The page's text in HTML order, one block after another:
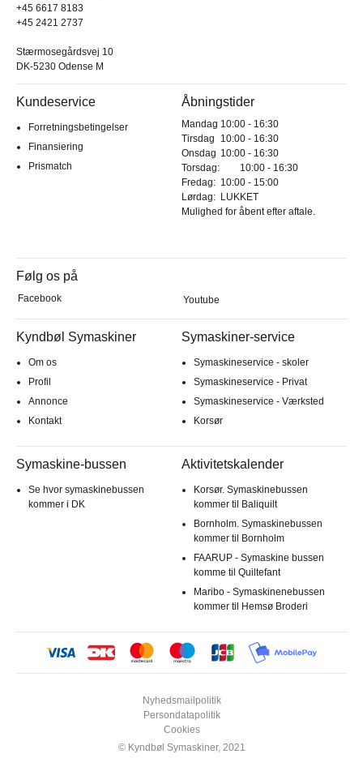
+45 6617 8183
+45 2421 2737
Stærmosegårdsvej 10
DK-5230 Odense M
Kundeservice
Forretningsbetingelser
Finansiering
Prismatch
Åbningstider
Mandag 10:00 - 16:30
Tirsdag
10:00 - 16:30
Onsdag 10:00 - 16:30
Torsdag:
10:00 - 16:30
Fredag: 10:00 - 15:00
Lørdag: LUKKET
Mulighed for åbent efter aftale.
Følg os på
Facebook Youtube
Kyndbøl Symaskiner
Om os
Profil
Annonce
Kontakt
Symaskiner-service
Symaskineservice - skoler
Symaskineservice - Privat
Symaskineservice - Værksted
Korsør
Symaskine-bussen
Se hvor symaskinebussen
kommer i DK
Aktivitetskalender
Korsør. Symaskinebussen
kommer til Baliquilt
Bornholm. Symaskinebussen
kommer til Bornholm
FAARUP - Symaskine bussen
komme til Quiltefant
Maribo - Symaskinenebussen
kommer til Hemsø Broderi
© Kyndbøl Symaskiner, 2021
Nyhedsmailpolitik
Persondatapolitik
Cookies